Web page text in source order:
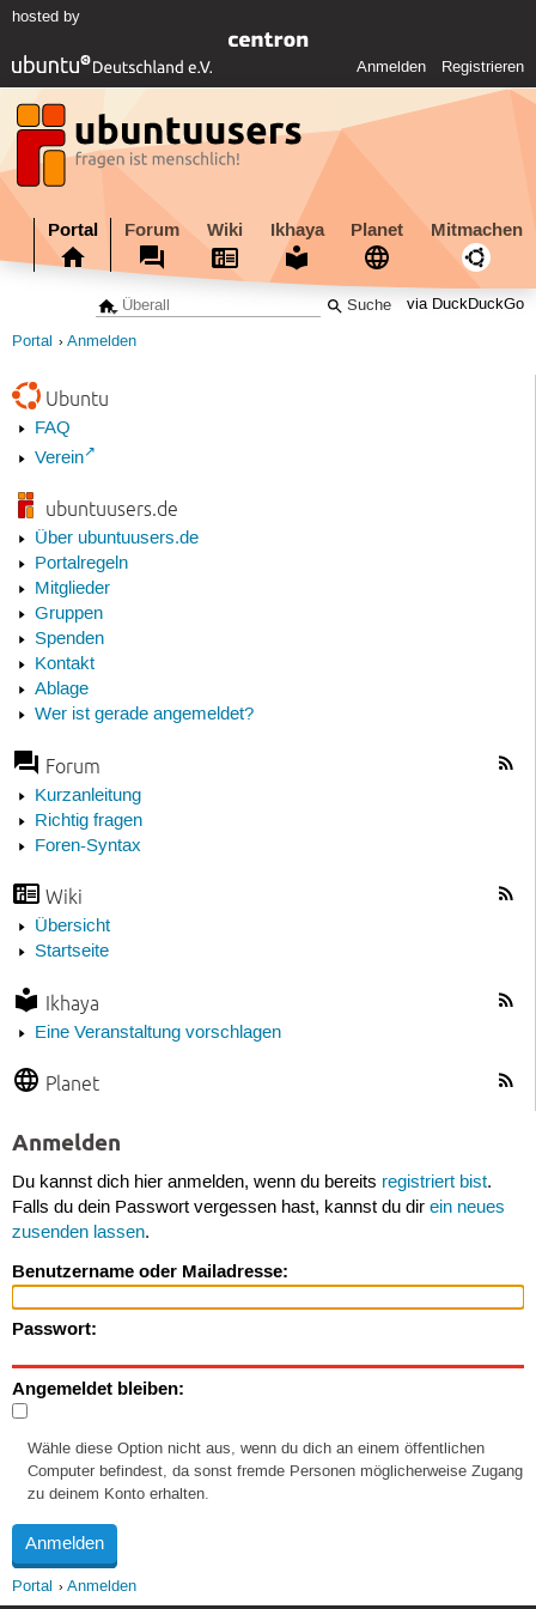
hosted by
Anmelden Registrieren
Portal Forum Wiki Ikhaya Planet Mitmachen
via DuckDuckGo
Portal Anmelden
Ubuntu
FAQ
Verein
ubuntuusers.de
Über ubuntuusers.de
Portalregeln
Mitglieder
Gruppen
Spenden
Kontakt
Ablage
Wer ist gerade angemeldet?
Forum
Kurzanleitung
Richtig fragen
Foren-Syntax
Wiki
Übersicht
Startseite
Ikhaya
Eine Veranstaltung vorschlagen
Planet
Anmelden
Du kannst dich hier anmelden, wenn du bereits registriert bist.
Falls du dein Passwort vergessen hast, kannst du dir ein neues
zusenden lassen.
Benutzername oder Mailadresse:
Passwort:
Angemeldet bleiben:
Wähle diese Option nicht aus, wenn du dich an einem öffentlichen
Computer befindest, da sonst fremde Personen möglicherweise Zugang
zu deinem Konto erhalten.
Portal Anmelden